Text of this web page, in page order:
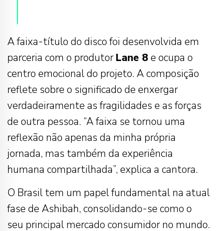
A faixa-título do disco foi desenvolvida em
parceria com o produtor Lane 8e ocupa o
centro emocional do projeto. A composição
reflete sobre o significado de enxergar
verdadeiramente as fragilidades e as forças
de outra pessoa. “A faixa se tornou uma
reflexão não apenas da minha própria
jornada, mas também da experiência
humana compartilhada”, explica a cantora.
O Brasil tem um papel fundamental na atual
fase de Ashibah, consolidando-se como o
seu principal mercado consumidor no mundo.